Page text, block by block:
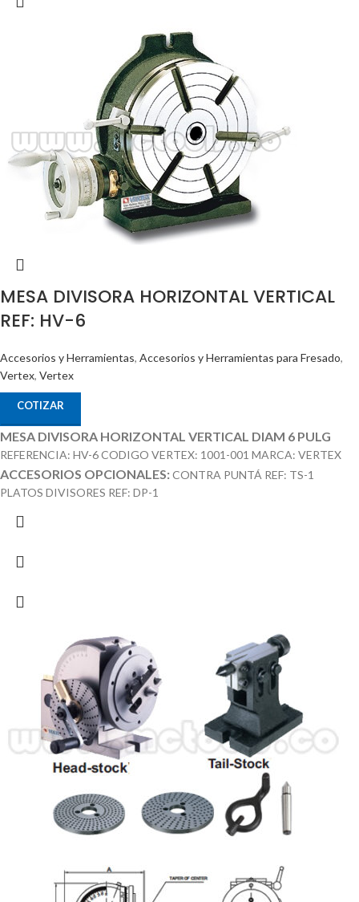
MESA DIVISORA HORIZONTAL VERTICAL
REF: HV-6
Accesorios y Herramientas, Accesorios y Herramientas para Fresado,
Vertex, Vertex
COTIZAR
MESA DIVISORA HORIZONTAL VERTICAL DIAM 6 PULG
REFERENCIA: HV-6 CODIGO VERTEX: 1001-001 MARCA: VERTEX
ACCESORIOS OPCIONALES:CONTRA PUNTÁ REF: TS-1
PLATOS DIVISORES REF: DP-1